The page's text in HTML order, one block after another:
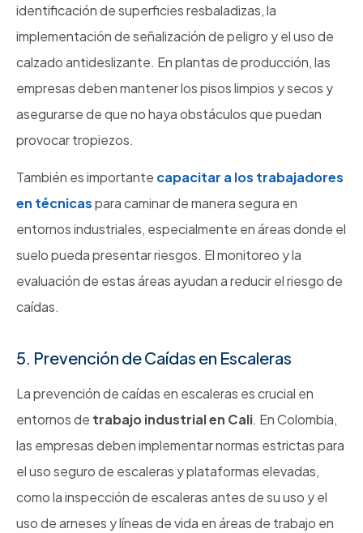
identificación de superficies resbaladizas, la
implementación de señalización de peligro y el uso de
calzado antideslizante. En plantas de producción, las
empresas deben mantener los pisos limpios y secos y
asegurarse de que no haya obstáculos que puedan
provocar tropiezos.
También es importante capacitar a los trabajadores
en técnicaspara caminar de manera segura en
entornos industriales, especialmente en áreas donde el
suelo pueda presentar riesgos. El monitoreo y la
evaluación de estas áreas ayudan a reducir el riesgo de
caídas.
5. Prevención de Caídas en Escaleras
La prevención de caídas en escaleras es crucial en
entornos de trabajo industrial en Cali. En Colombia,
las empresas deben implementar normas estrictas para
el uso seguro de escaleras y plataformas elevadas,
como la inspección de escaleras antes de su uso y el
uso de arneses y líneas de vida en áreas de trabajo en